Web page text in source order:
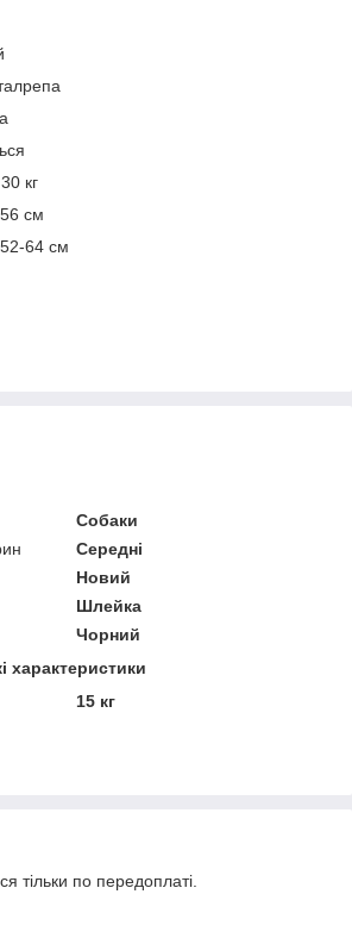
кг
см
64 см
Собаки
Середні
Новий
Шлейка
Чорний
характеристики
15 кг
тільки по передоплаті.